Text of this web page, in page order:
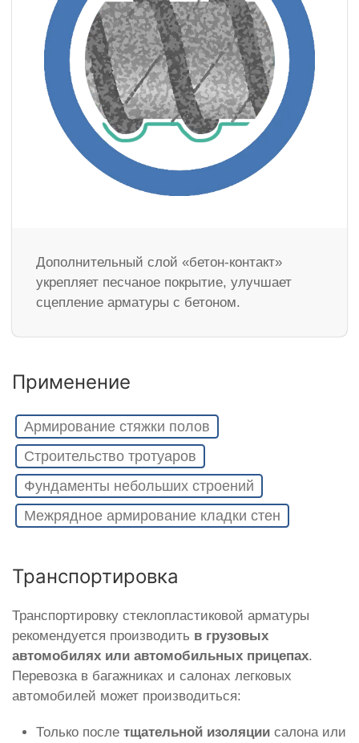
Дополнительный слой «бетон-контакт»
укрепляет песчаное покрытие, улучшает
сцепление арматуры с бетоном.
Применение
Армирование стяжки полов
Строительство тротуаров
Фундаменты небольших строений
Межрядное армирование кладки стен
Транспортировка
Транспортировку стеклопластиковой арматуры
рекомендуется производить в грузовых
автомобилях или автомобильных прицепах.
Перевозка в багажниках и салонах легковых
автомобилей может производиться:
Только после тщательной изоляции салона или